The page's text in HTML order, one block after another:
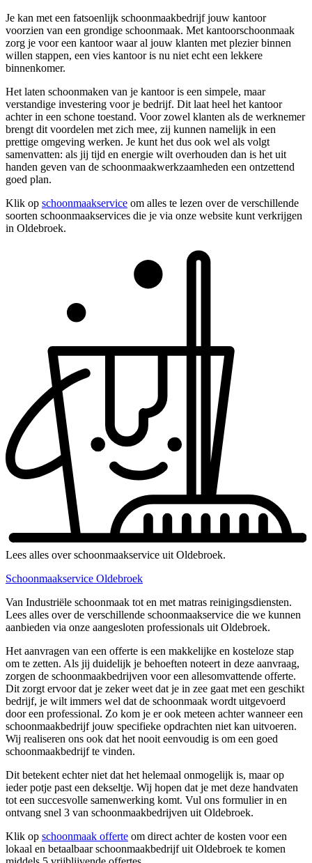
Je kan met een fatsoenlijk schoonmaakbedrijf jouw kantoor
voorzien van een grondige schoonmaak. Met kantoorschoonmaak
zorg je voor een kantoor waar al jouw klanten met plezier binnen
willen stappen, een vies kantoor is nu niet echt een lekkere
binnenkomer.
Het laten schoonmaken van je kantoor is een simpele, maar
verstandige investering voor je bedrijf. Dit laat heel het kantoor
achter in een schone toestand. Voor zowel klanten als de werknemer
brengt dit voordelen met zich mee, zij kunnen namelijk in een
prettige omgeving werken. Je kunt het dus ook wel als volgt
samenvatten: als jij tijd en energie wilt overhouden dan is het uit
handen geven van de schoonmaakwerkzaamheden een ontzettend
goed plan.
Klik op schoonmaakservice om alles te lezen over de verschillende
soorten schoonmaakservices die je via onze website kunt verkrijgen
in Oldebroek.
Lees alles over schoonmaakservice uit Oldebroek.
Schoonmaakservice Oldebroek
Van Industriële schoonmaak tot en met matras reinigingsdiensten.
Lees alles over de verschillende schoonmaakservice die we kunnen
aanbieden via onze aangesloten professionals uit Oldebroek.
Het aanvragen van een offerte is een makkelijke en kosteloze stap
om te zetten. Als jij duidelijk je behoeften noteert in deze aanvraag,
zorgen de schoonmaakbedrijven voor een allesomvattende offerte.
Dit zorgt ervoor dat je zeker weet dat je in zee gaat met een geschikt
bedrijf, je wilt immers wel dat de schoonmaak wordt uitgevoerd
door een professional. Zo kom je er ook meteen achter wanneer een
schoonmaakbedrijf jouw specifieke opdrachten niet kan uitvoeren.
Wij realiseren ons ook dat het nooit eenvoudig is om een goed
schoonmaakbedrijf te vinden.
Dit betekent echter niet dat het helemaal onmogelijk is, maar op
ieder potje past een dekseltje. Wij hopen dat je met deze handvaten
tot een succesvolle samenwerking komt. Vul ons formulier in en
ontvang snel 3 van schoonmaakbedrijven uit Oldebroek.
Klik op schoonmaak offerte om direct achter de kosten voor een
lokaal en betaalbaar schoonmaakbedrijf uit Oldebroek te komen